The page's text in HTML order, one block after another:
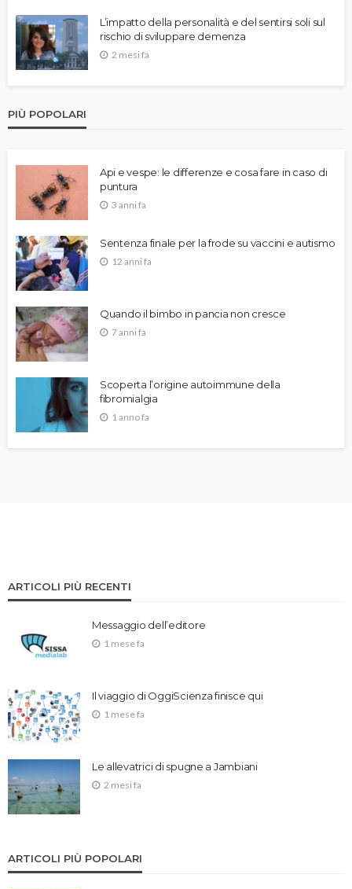
L’impatto della personalità e del sentirsi soli sul
rischio di sviluppare demenza
2 mesi fa
PIÙ POPOLARI
Api e vespe: le differenze e cosa fare in caso di
puntura
3 anni fa
Sentenza finale per la frode su vaccini e autismo
12 anni fa
Quando il bimbo in pancia non cresce
7 anni fa
Scoperta l’origine autoimmune della
fibromialgia
1 anno fa
ARTICOLI PIÙ RECENTI
Messaggio dell’editore
1 mese fa
Il viaggio di OggiScienza finisce qui
1 mese fa
Le allevatrici di spugne a Jambiani
2 mesi fa
ARTICOLI PIÙ POPOLARI